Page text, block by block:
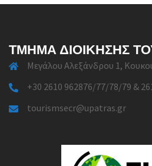
ΤΜΉΜΑ ΔΙΟΊΚΗΣΗΣ
Μεγάλου Αλεξάνδρου 1,
+30 2610 962876/77/78/79 &
tourismsecr@upatras.gr